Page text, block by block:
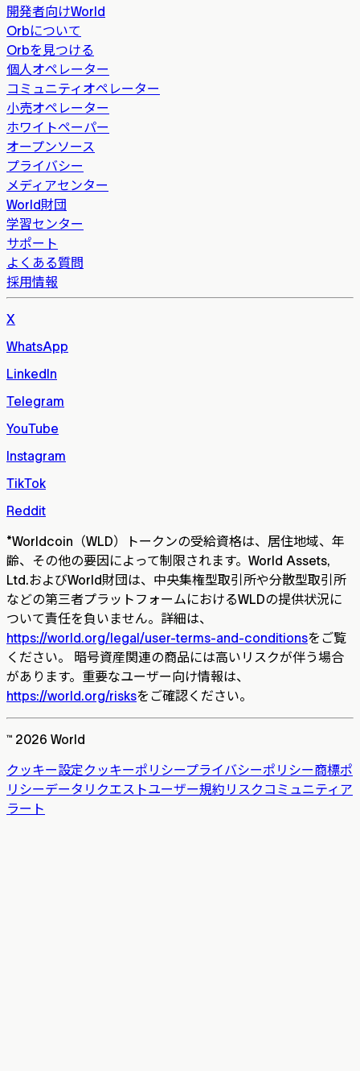
開発者向けWorld
Orbについて
Orbを見つける
個人オペレーター
コミュニティオペレーター
小売オペレーター
ホワイトペーパー
オープンソース
プライバシー
メディアセンター
World財団
学習センター
サポート
よくある質問
採用情報
X
WhatsApp
LinkedIn
Telegram
YouTube
Instagram
TikTok
Reddit
*Worldcoin（WLD）トークンの受給資格は、居住地域、年
齢、その他の要因によって制限されます。World Assets,
Ltd.およびWorld財団は、中央集権型取引所や分散型取引所
などの第三者プラットフォームにおけるWLDの提供状況に
ついて責任を負いません。詳細は、
https://world.org/legal/user-terms-and-conditionsをご覧
ください。 暗号資産関連の商品には高いリスクが伴う場合
があります。重要なユーザー向け情報は、
https://world.org/risksをご確認ください。
™ 2026 World
クッキー設定クッキーポリシープライバシーポリシー商標ポ
リシーデータリクエストユーザー規約 リスク コミュニティア
ラート